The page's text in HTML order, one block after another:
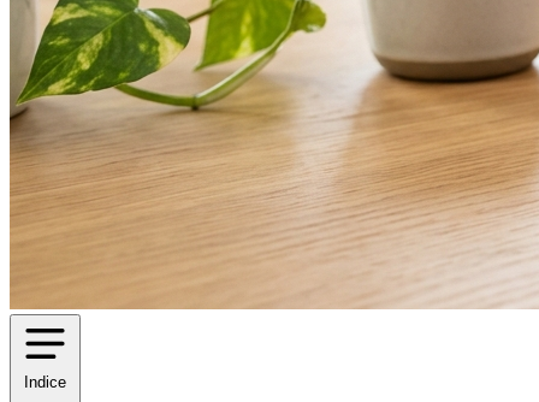
Indice